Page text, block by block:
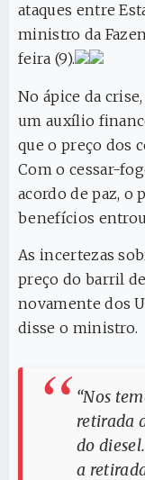
ataques entre
ministro da
feira (9).
No ápice da
um auxílio
que o preço dos
Com o cessar-
acordo de paz, o
benefícios
As incertezas
preço do barril
novamente dos
disse o ministro.
“Nos
retirada
do
a